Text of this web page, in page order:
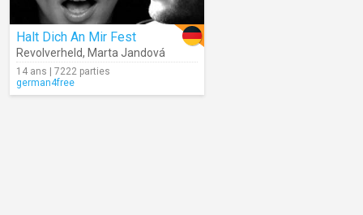
Halt Dich An Mir Fest
Revolverheld, Marta Jandová
14 ans | 7222 parties
german4free